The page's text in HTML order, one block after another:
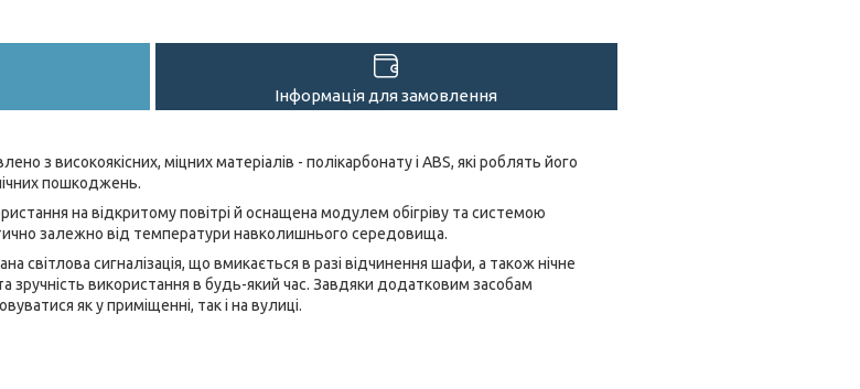
Інформація для замовлення
з високоякісних, міцних матеріалів - полікарбонату і ABS, які роблять його
пошкоджень.
на відкритому повітрі й оснащена модулем обігріву та системою
залежно від температури навколишнього середовища.
світлова сигналізація, що вмикається в разі відчинення шафи, а також нічне
зручність використання в будь-який час. Завдяки додатковим засобам
як у приміщенні, так і на вулиці.